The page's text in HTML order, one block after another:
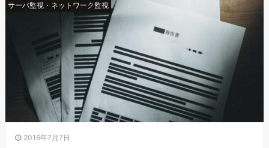
サーバ監視・ネットワーク監視
2016年7月7日